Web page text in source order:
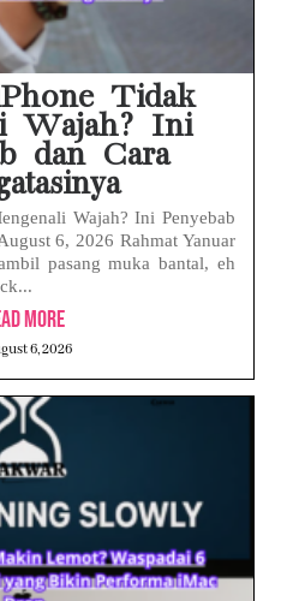
Tidak
Wajah? Ini
dan Cara
Wajah? Ini Penyebab
6, 2026 Rahmat Yanuar
pasang muka bantal, eh
More
6, 2026